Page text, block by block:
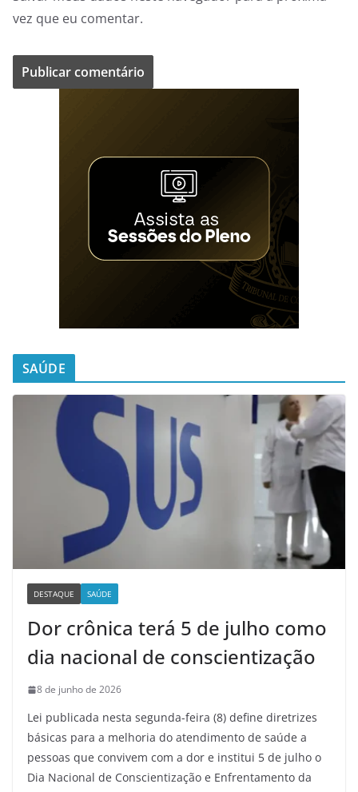
vez que eu comentar.
SAÚDE
DESTAQUE SAÚDE
Dor crônica terá 5 de julho como
dia nacional de conscientização
8 de junho de 2026
Lei publicada nesta segunda-feira (8) define diretrizes
básicas para a melhoria do atendimento de saúde a
pessoas que convivem com a dor e institui 5 de julho o
Dia Nacional de Conscientização e Enfrentamento da